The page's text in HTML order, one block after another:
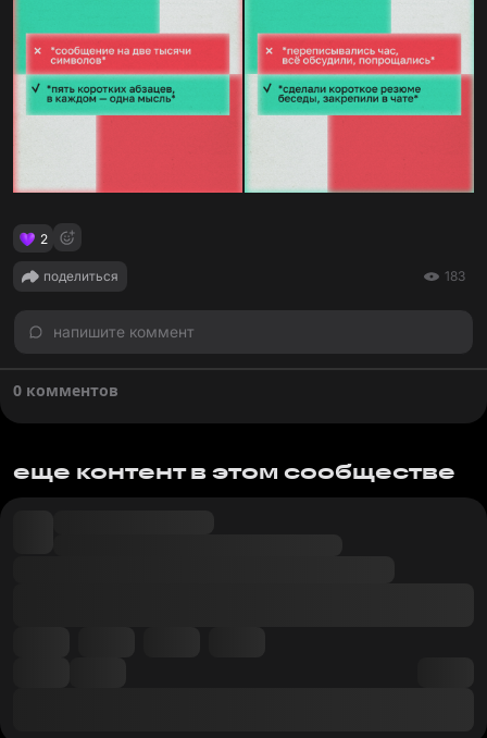
2
поделиться 183
напишите коммент
0 комментов
еще контент в этом сообществе